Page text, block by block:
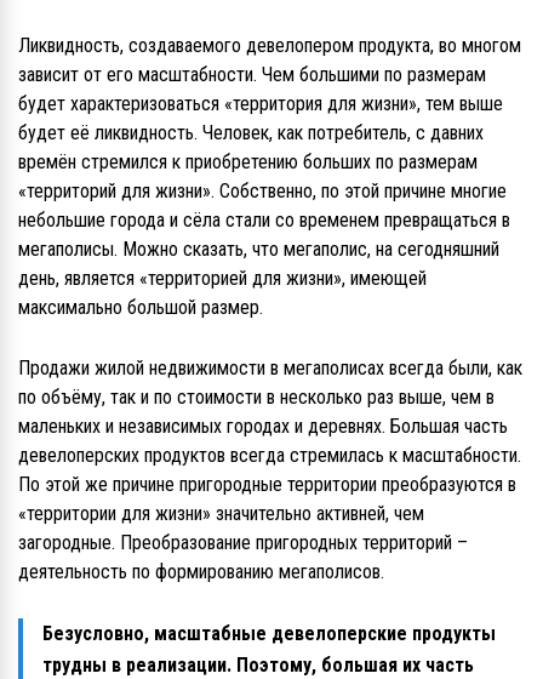
Ликвидность, создаваемого девелопером продукта, во многом
зависит от его масштабности. Чем большими по размерам
будет характеризоваться «территория для жизни», тем выше
будет её ликвидность. Человек, как потребитель, с давних
времён стремился к приобретению больших по размерам
«территорий для жизни». Собственно, по этой причине многие
небольшие города и сёла стали со временем превращаться в
мегаполисы. Можно сказать, что мегаполис, на сегодняшний
день, является «территорией для жизни», имеющей
максимально большой размер.
Продажи жилой недвижимости в мегаполисах всегда были, как
по объёму, так и по стоимости в несколько раз выше, чем в
маленьких и независимых городах и деревнях. Большая часть
девелоперских продуктов всегда стремилась к масштабности.
По этой же причине пригородные территории преобразуются в
«территории для жизни» значительно активней, чем
загородные. Преобразование пригородных территорий –
деятельность по формированию мегаполисов.
Безусловно, масштабные девелоперские продукты
трудны в реализации. Поэтому, большая их часть